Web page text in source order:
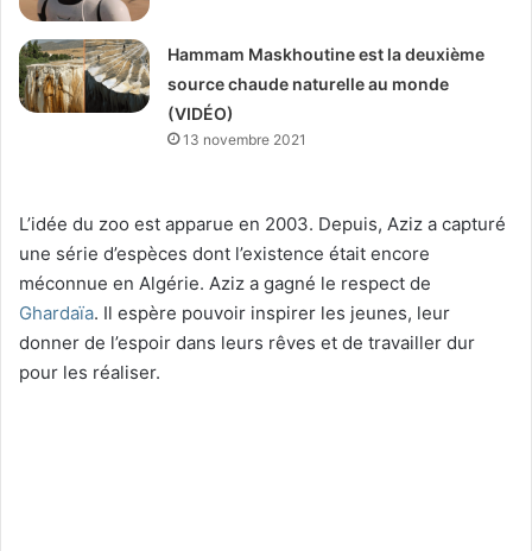
Hammam Maskhoutine est la deuxième
source chaude naturelle au monde
(VIDÉO)
13 novembre 2021
L’idée du zoo est apparue en 2003. Depuis, Aziz a capturé
une série d’espèces dont l’existence était encore
méconnue en Algérie. Aziz a gagné le respect de
Ghardaïa. Il espère pouvoir inspirer les jeunes, leur
donner de l’espoir dans leurs rêves et de travailler dur
pour les réaliser.